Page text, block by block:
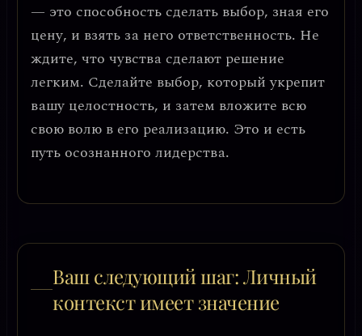
— это способность сделать выбор, зная его
цену, и взять за него ответственность. Не
ждите, что чувства сделают решение
легким. Сделайте выбор, который укрепит
вашу целостность, и затем вложите всю
свою волю в его реализацию. Это и есть
путь осознанного лидерства.
Ваш следующий шаг: Личный
контекст имеет значение